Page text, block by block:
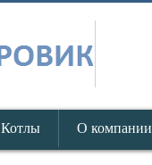
Котлы О компании